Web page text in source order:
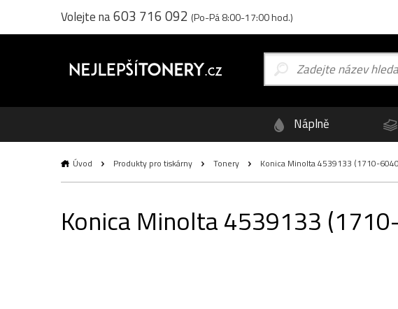
Volejte na603 716 092 (Po-Pá 8:00-17:00 hod.)
Náplně
Úvod Produkty pro tiskárny Tonery Konica Minolta 4539133 (1710-
Konica Minolta 4539133